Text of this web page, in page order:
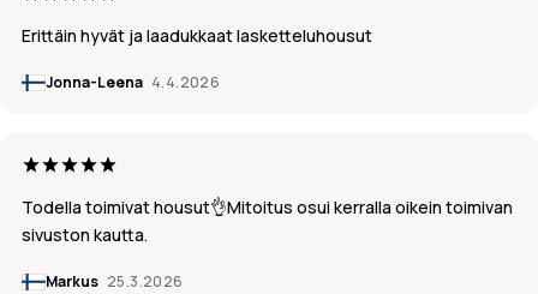
Erittäin hyvät ja laadukkaat lasketteluhousut
Jonna-Leena 4.4.2026
Todella toimivat housut👌Mitoitus osui kerralla oikein toimivan
sivuston kautta.
Markus 25.3.2026